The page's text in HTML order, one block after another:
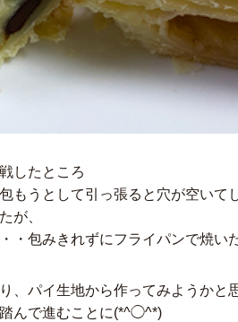
したところ
もうとして引っ張ると穴が空いて
が、
・包みきれずにフライパンで焼い
、パイ生地から作ってみようかと
んで進むことに(*^◯^*)